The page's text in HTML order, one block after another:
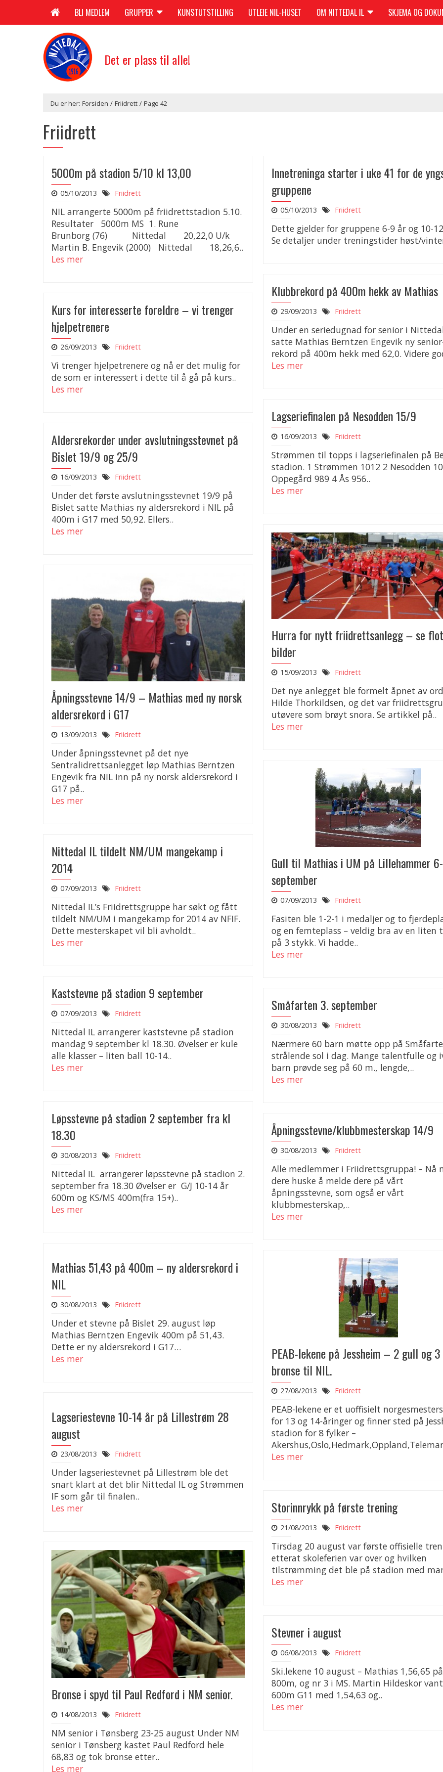
BLI MEDLEM GRUPPER KUNSTUTSTILLING UTLEIE NIL-HUSET OM NITTEDAL IL SKJEMA OG
Det er plass til alle!
Du er her: Forsiden / Friidrett / Page 42
Friidrett
5000m på stadion 5/10 kl 13,00
05/10/2013 Friidrett
NIL arrangerte 5000m på friidrettstadion 5.10.
Resultater 5000m MS 1. Rune
Brunborg (76) Nittedal 20,22,0 U/k
Martin B. Engevik (2000) Nittedal 18,26,6..
Les mer
Innetreninga starter i uke 41 for de
gruppene
05/10/2013 Friidrett
Dette gjelder for gruppene 6-9 år og 10-
Se detaljer under treningstider høst/
Klubbrekord på 400m hekk av Mathias
29/09/2013 Friidrett
Under en seriedugnad for senior i
satte Mathias Berntzen Engevik ny
rekord på 400m hekk med 62,0. Videre
Les mer
Kurs for interesserte foreldre – vi trenger
hjelpetrenere
26/09/2013 Friidrett
Vi trenger hjelpetrenere og nå er det mulig for
de som er interessert i dette til å gå på kurs..
Les mer
Lagseriefinalen på Nesodden 15/9
16/09/2013 Friidrett
Strømmen til topps i lagseriefinalen på
stadion. 1 Strømmen 1012 2 Nesodden
Oppegård 989 4 Ås 956..
Les mer
Aldersrekorder under avslutningsstevnet på
Bislet 19/9 og 25/9
16/09/2013 Friidrett
Under det første avslutningsstevnet 19/9 på
Bislet satte Mathias ny aldersrekord i NIL på
400m i G17 med 50,92. Ellers..
Les mer
Hurra for nytt friidrettsanlegg – se
bilder
15/09/2013 Friidrett
Det nye anlegget ble formelt åpnet av
Hilde Thorkildsen, og det var
utøvere som brøyt snora. Se artikkel på..
Les mer
Åpningsstevne 14/9 – Mathias med ny norsk
aldersrekord i G17
13/09/2013 Friidrett
Under åpningsstevnet på det nye
Sentralidrettsanlegget løp Mathias Berntzen
Engevik fra NIL inn på ny norsk aldersrekord i
G17 på..
Les mer
Gull til Mathias i UM på Lillehammer
september
07/09/2013 Friidrett
Fasiten ble 1-2-1 i medaljer og to
og en femteplass – veldig bra av en liten
på 3 stykk. Vi hadde..
Les mer
Nittedal IL tildelt NM/UM mangekamp i
2014
07/09/2013 Friidrett
Nittedal IL’s Friidrettsgruppe har søkt og fått
tildelt NM/UM i mangekamp for 2014 av NFIF.
Dette mesterskapet vil bli avholdt..
Les mer
Kaststevne på stadion 9 september
07/09/2013 Friidrett
Nittedal IL arrangerer kaststevne på stadion
mandag 9 september kl 18.30. Øvelser er kule
alle klasser – liten ball 10-14..
Les mer
Småfarten 3. september
30/08/2013 Friidrett
Nærmere 60 barn møtte opp på
strålende sol i dag. Mange talentfulle og
barn prøvde seg på 60 m., lengde,..
Les mer
Løpsstevne på stadion 2 september fra kl
18.30
30/08/2013 Friidrett
Nittedal IL arrangerer løpsstevne på stadion 2.
september fra 18.30 Øvelser er G/J 10-14 år
600m og KS/MS 400m(fra 15+)..
Les mer
Åpningsstevne/klubbmesterskap 14/9
30/08/2013 Friidrett
Alle medlemmer i Friidrettsgruppa! – Nå
dere huske å melde dere på vårt
åpningsstevne, som også er vårt
klubbmesterskap,..
Les mer
Mathias 51,43 på 400m – ny aldersrekord i
NIL
30/08/2013 Friidrett
Under et stevne på Bislet 29. august løp
Mathias Berntzen Engevik 400m på 51,43.
Dette er ny aldersrekord i G17…
Les mer
PEAB-lekene på Jessheim – 2 gull og 3
bronse til NIL.
27/08/2013 Friidrett
PEAB-lekene er et uoffisielt
for 13 og 14-åringer og finner sted på
stadion for 8 fylker –
Les mer
Lagseriestevne 10-14 år på Lillestrøm 28
august
23/08/2013 Friidrett
Under lagseriestevnet på Lillestrøm ble det
snart klart at det blir Nittedal IL og Strømmen
IF som går til finalen..
Les mer
Storinnrykk på første trening
21/08/2013 Friidrett
Tirsdag 20 august var første offisielle
etterat skoleferien var over og hvilken
tilstrømming det ble på stadion med
Les mer
Bronse i spyd til Paul Redford i NM senior.
14/08/2013 Friidrett
NM senior i Tønsberg 23-25 august Under NM
senior i Tønsberg kastet Paul Redford hele
68,83 og tok bronse etter..
Les mer
Stevner i august
06/08/2013 Friidrett
Ski.lekene 10 august – Mathias 1,56,65 på
800m, og nr 3 i MS. Martin Hildeskor vant
600m G11 med 1,54,63 og..
Les mer